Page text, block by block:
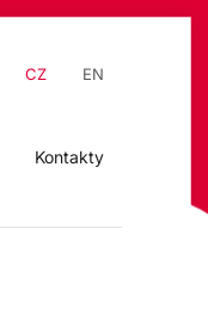
CZ EN
Kontakty